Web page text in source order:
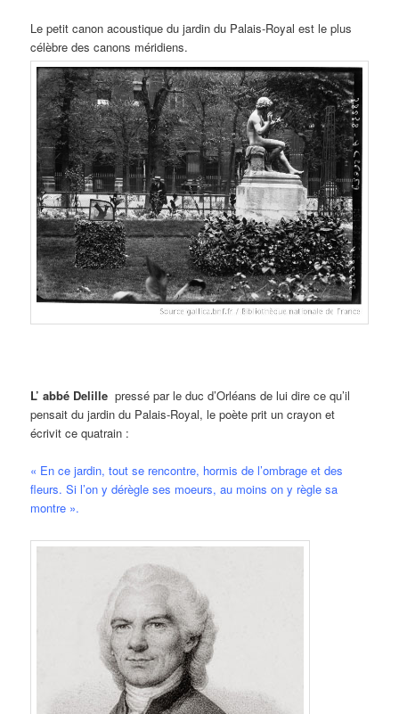
Le petit canon acoustique du jardin du Palais-Royal est le plus
célèbre des canons méridiens.
L’ abbé Delille pressé par le duc d’Orléans de lui dire ce qu’il
pensait du jardin du Palais-Royal, le poète prit un crayon et
écrivit ce quatrain :
« En ce jardin, tout se rencontre, hormis de l’ombrage et des
fleurs. Si l’on y dérègle ses moeurs, au moins on y règle sa
montre ».